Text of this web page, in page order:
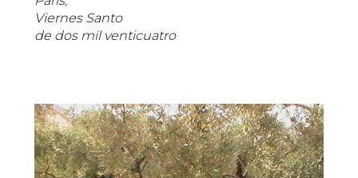
Viernes Santo
de dos mil venticuatro